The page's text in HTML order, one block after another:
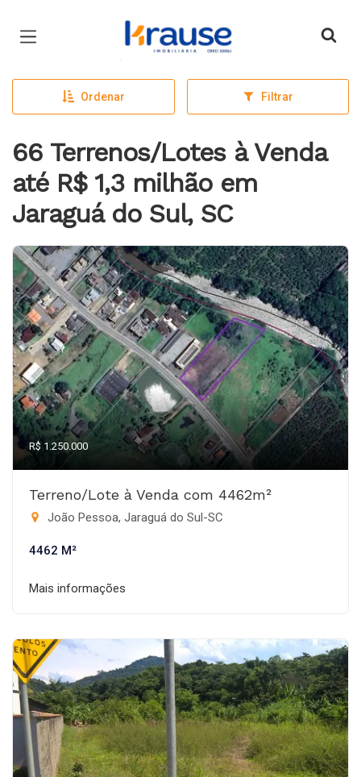
Página inicial
Ordenar Filtrar
66 Terrenos/Lotes à Venda
até R$ 1,3 milhão em
Jaraguá do Sul, SC
R$ 1.250.000
Terreno/Lote à Venda com 4462m²
João Pessoa, Jaraguá do Sul-SC
4462 M²
Mais informações